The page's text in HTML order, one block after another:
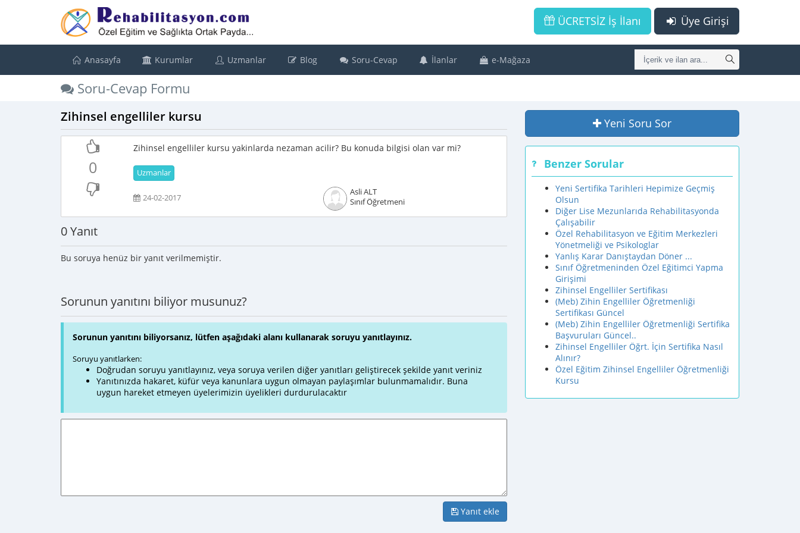
Üye Girişi
ÜCRETSİZ İş İlanı
Anasayfa Kurumlar Uzmanlar Blog Soru-Cevap İlanlar e-Mağaza
Soru-Cevap Formu
Zihinsel engelliler kursu
0
Zihinsel engelliler kursu yakinlarda nezaman acilir? Bu konuda bilgisi olan var mi?
Uzmanlar
24-02-2017
Asli ALT
Sınıf Öğretmeni
0 Yanıt
Bu soruya henüz bir yanıt verilmemiştir.
Sorunun yanıtını biliyor musunuz?
Sorunun yanıtını biliyorsanız, lütfen aşağıdaki alanı kullanarak soruyu yanıtlayınız.
Soruyu yanıtlarken:
Doğrudan soruyu yanıtlayınız, veya soruya verilen diğer yanıtları geliştirecek şekilde yanıt veriniz
Yanıtınızda hakaret, küfür veya kanunlara uygun olmayan paylaşımlar bulunmamalıdır. Buna
uygun hareket etmeyen üyelerimizin üyelikleri durdurulacaktır
Yanıt ekle
Yeni Soru Sor
Benzer Sorular
Yeni Sertifika Tarihleri Hepimize Geçmiş
Olsun
Diğer Lise Mezunlarıda Rehabilitasyonda
Çalışabilir
Özel Rehabilitasyon ve Eğitim Merkezleri
Yönetmeliği ve Psikologlar
Yanlış Karar Danıştaydan Döner ...
Sınıf Öğretmeninden Özel Eğitimci Yapma
Girişimi
Zihinsel Engelliler Sertifikası
(Meb) Zihin Engelliler Öğretmenliği
Sertifikası Güncel
(Meb) Zihin Engelliler Öğretmenliği Sertifika
Başvuruları Güncel..
Zihinsel Engelliler Öğrt. İçin Sertifika Nasıl
Alınır?
Özel Eğitim Zihinsel Engelliler Öğretmenliği
Kursu